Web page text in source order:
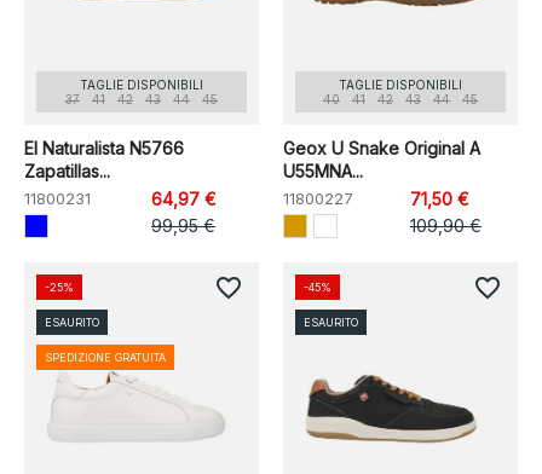
TAGLIE DISPONIBILI
37
41 42 43 44 45
El Naturalista N5766
Zapatillas...
11800231
64,97 €
99,95 €
TAGLIE DISPONIBILI
40
41 42 43 44 45
Geox U Snake Original A
U55MNA...
11800227
71,50 €
109,90 €
-25%
ESAURITO
SPEDIZIONE GRATUITA
favorite_border -45%
ESAURITO
favorite_border